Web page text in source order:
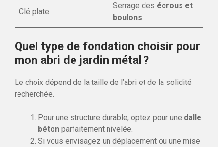
Clé plate
Serrage des écrous et
boulons
Quel type de fondation choisir pour
mon abri de jardin métal ?
Le choix dépend de la taille de l’abri et de la solidité
recherchée.
Pour une structure durable, optez pour une dalle
béton parfaitement nivelée.
Si vous envisagez un déplacement ou une mise